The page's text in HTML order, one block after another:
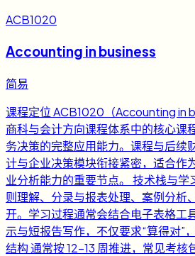
ACB1020
Accounting in business
简易
课程定位 ACB1020（Accounting in
商科与会计方向课程体系中的核心课
务决策的完整应用能力。课程与后续
计与企业决策模块衔接紧密，适合作
业分析能力的重要节点。 技术栈与学
则理解、分录与报表处理、案例分析
开。学习过程通常会结合电子表格工
示与短报告写作，不仅要求“算得对”
结构 通常按 12-13 周推进，常见考